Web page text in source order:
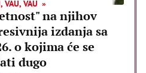
VAU, VAU
na njihov
izdanja sa
o kojima će se
dugo